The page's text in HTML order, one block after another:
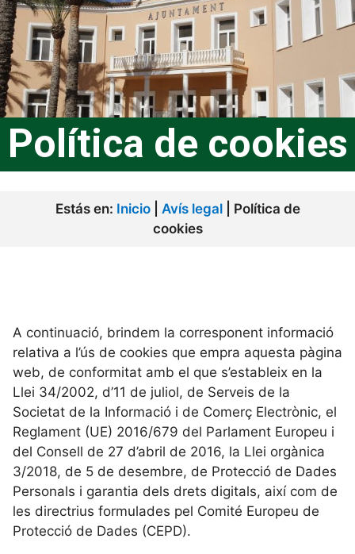
Política de cookies
Estás en: Inicio| Avís legal| Política de
cookies
A continuació, brindem la corresponent informació
relativa a l’ús de cookies que empra aquesta pàgina
web, de conformitat amb el que s’estableix en la
Llei 34/2002, d’11 de juliol, de Serveis de la
Societat de la Informació i de Comerç Electrònic, el
Reglament (UE) 2016/679 del Parlament Europeu i
del Consell de 27 d’abril de 2016, la Llei orgànica
3/2018, de 5 de desembre, de Protecció de Dades
Personals i garantia dels drets digitals, així com de
les directrius formulades pel Comité Europeu de
Protecció de Dades (CEPD).